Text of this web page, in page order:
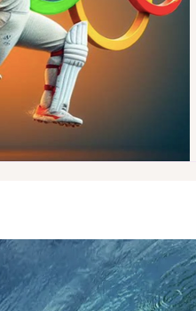
Olímpico de Vôlei Copa do
Críquete